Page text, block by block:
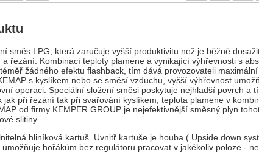
směs LPG, která zaručuje vyšší produktivitu než je běžně
řezání. Kombinací teploty plamene a vynikající výhřevnosti s
žádného efektu flashback, tím dává provozovateli
s kyslíkem nebo se směsí vzduchu, vyšší výhřevnost
operaci. Speciální složení směsi poskytuje nejhladší povrch a
jak při řezání tak při svařování kyslíkem, teplota plamene v
od firmy KEMPER GROUP je nejefektivnější směsný plyn
slitiny
hliníková kartuš. Uvnitř kartuše je houba ( Upside down
umožňuje hořákům bez regulátoru pracovat v jakékoliv poloze -